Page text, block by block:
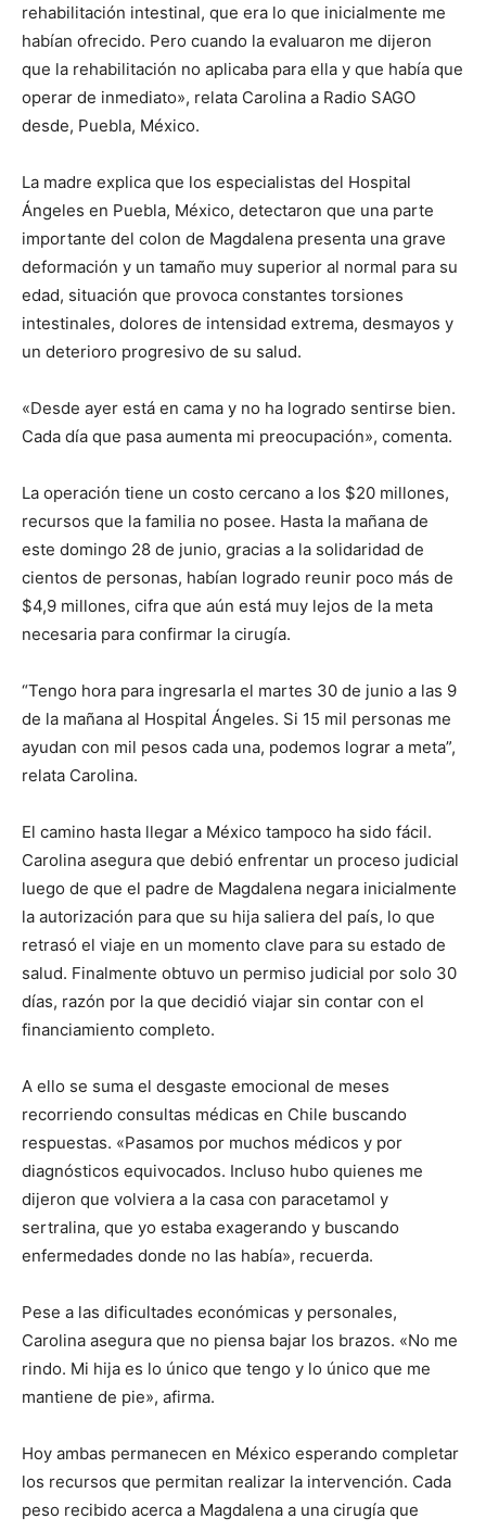
rehabilitación intestinal, que era lo que inicialmente me
habían ofrecido. Pero cuando la evaluaron me dijeron
que la rehabilitación no aplicaba para ella y que había que
operar de inmediato», relata Carolina a Radio SAGO
desde, Puebla, México.
La madre explica que los especialistas del Hospital
Ángeles en Puebla, México, detectaron que una parte
importante del colon de Magdalena presenta una grave
deformación y un tamaño muy superior al normal para su
edad, situación que provoca constantes torsiones
intestinales, dolores de intensidad extrema, desmayos y
un deterioro progresivo de su salud.
«Desde ayer está en cama y no ha logrado sentirse bien.
Cada día que pasa aumenta mi preocupación», comenta.
La operación tiene un costo cercano a los $20 millones,
recursos que la familia no posee. Hasta la mañana de
este domingo 28 de junio, gracias a la solidaridad de
cientos de personas, habían logrado reunir poco más de
$4,9 millones, cifra que aún está muy lejos de la meta
necesaria para confirmar la cirugía.
“Tengo hora para ingresarla el martes 30 de junio a las 9
de la mañana al Hospital Ángeles. Si 15 mil personas me
ayudan con mil pesos cada una, podemos lograr a meta”,
relata Carolina.
El camino hasta llegar a México tampoco ha sido fácil.
Carolina asegura que debió enfrentar un proceso judicial
luego de que el padre de Magdalena negara inicialmente
la autorización para que su hija saliera del país, lo que
retrasó el viaje en un momento clave para su estado de
salud. Finalmente obtuvo un permiso judicial por solo 30
días, razón por la que decidió viajar sin contar con el
financiamiento completo.
A ello se suma el desgaste emocional de meses
recorriendo consultas médicas en Chile buscando
respuestas. «Pasamos por muchos médicos y por
diagnósticos equivocados. Incluso hubo quienes me
dijeron que volviera a la casa con paracetamol y
sertralina, que yo estaba exagerando y buscando
enfermedades donde no las había», recuerda.
Pese a las dificultades económicas y personales,
Carolina asegura que no piensa bajar los brazos. «No me
rindo. Mi hija es lo único que tengo y lo único que me
mantiene de pie», afirma.
Hoy ambas permanecen en México esperando completar
los recursos que permitan realizar la intervención. Cada
peso recibido acerca a Magdalena a una cirugía que